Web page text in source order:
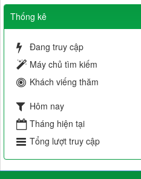
Thống kê
Đang truy cập
Máy chủ tìm kiếm
Khách viếng thăm
Hôm nay
Tháng hiện tại
Tổng lượt truy cập